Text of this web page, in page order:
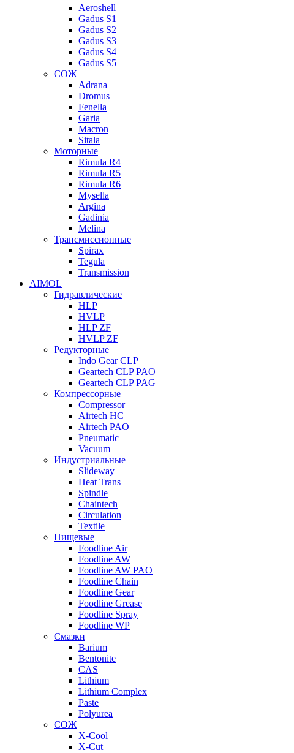
Aeroshell
Gadus S1
Gadus S2
Gadus S3
Gadus S4
Gadus S5
СОЖ
Adrana
Dromus
Fenella
Garia
Macron
Sitala
Моторные
Rimula R4
Rimula R5
Rimula R6
Mysella
Argina
Gadinia
Melina
Трансмиссионные
Spirax
Tegula
Transmission
AIMOL
Гидравлические
HLP
HVLP
HLP ZF
HVLP ZF
Редукторные
Indo Gear CLP
Geartech CLP PAO
Geartech CLP PAG
Компрессорные
Compressor
Airtech HC
Airtech PAO
Pneumatic
Vacuum
Индустриальные
Slideway
Heat Trans
Spindle
Chaintech
Circulation
Textile
Пищевые
Foodline Air
Foodline AW
Foodline AW PAO
Foodline Chain
Foodline Gear
Foodline Grease
Foodline Spray
Foodline WP
Смазки
Barium
Bentonite
CAS
Lithium
Lithium Complex
Paste
Polyurea
СОЖ
X-Cool
X-Cut